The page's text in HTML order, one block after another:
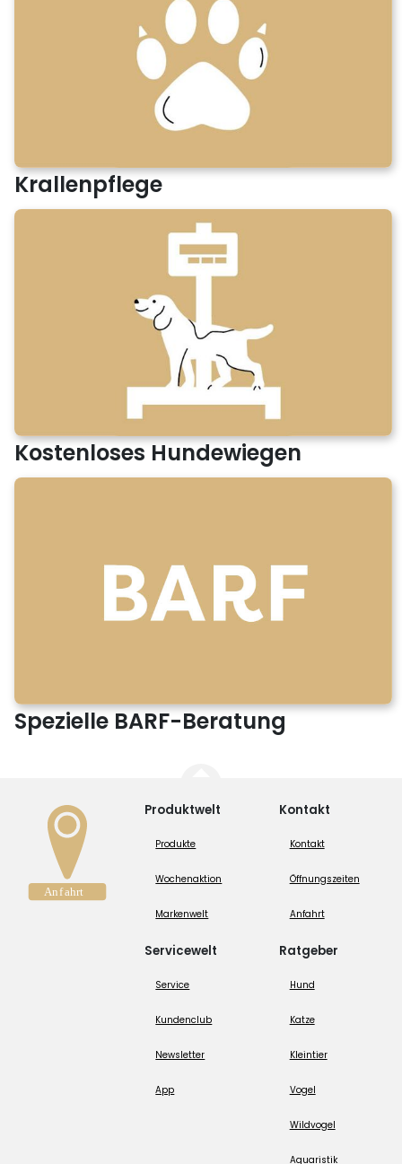
Krallenpflege
Kostenloses Hundewiegen
Spezielle BARF-Beratung
Produktwelt
Produkte
Wochenaktion
Markenwelt
Servicewelt
Service
Kundenclub
Newsletter
App
Kontakt
Kontakt
Öffnungszeiten
Anfahrt
Ratgeber
Hund
Katze
Kleintier
Vogel
Wildvogel
Aquaristik